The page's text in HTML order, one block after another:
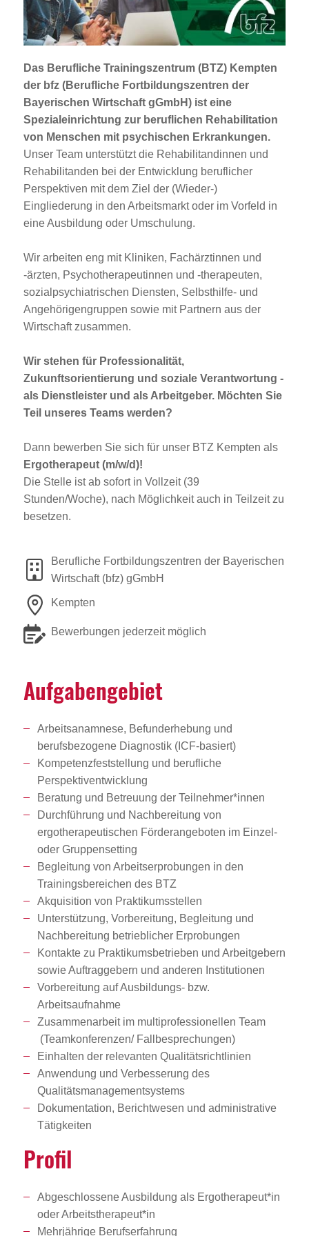
Jobportal
Presse und Medien
bbw e. V.
Karriere
Presse
News Archiv
Das Berufliche Trainingszentrum (BTZ) Kempten
der bfz (Berufliche Fortbildungszentren der
Bayerischen Wirtschaft gGmbH) ist eine
Spezialeinrichtung zur beruflichen Rehabilitation
von Menschen mit psychischen Erkrankungen.
Unser Team unterstützt die Rehabilitandinnen und
Rehabilitanden bei der Entwicklung beruflicher
Perspektiven mit dem Ziel der (Wieder-)
Eingliederung in den Arbeitsmarkt oder im Vorfeld in
eine Ausbildung oder Umschulung.
Wir arbeiten eng mit Kliniken, Fachärztinnen und
-ärzten, Psychotherapeutinnen und -therapeuten,
sozialpsychiatrischen Diensten, Selbsthilfe- und
Angehörigengruppen sowie mit Partnern aus der
Wirtschaft zusammen.
Wir stehen für Professionalität,
Zukunftsorientierung und soziale Verantwortung -
als Dienstleister und als Arbeitgeber. Möchten Sie
Teil unseres Teams werden?
Dann bewerben Sie sich für unser BTZ Kempten als
Ergotherapeut (m/w/d)!
Die Stelle ist ab sofort in Vollzeit (39
Stunden/Woche), nach Möglichkeit auch in Teilzeit zu
besetzen.
Berufliche Fortbildungszentren der Bayerischen
Wirtschaft (bfz) gGmbH
Kempten
Bewerbungen jederzeit möglich
Aufga­ben­ge­biet
Arbeitsanamnese, Befunderhebung und
berufsbezogene Diagnostik (ICF-basiert)
Kompetenzfeststellung und berufliche
Perspektiventwicklung
Beratung und Betreuung der Teilnehmer*innen
Durchführung und Nachbereitung von
ergotherapeutischen Förderangeboten im Einzel-
oder Gruppensetting
Begleitung von Arbeitserprobungen in den
Trainingsbereichen des BTZ
Akquisition von Praktikumsstellen
Unterstützung, Vorbereitung, Begleitung und
Nachbereitung betrieblicher Erprobungen
Kontakte zu Praktikumsbetrieben und Arbeitgebern
sowie Auftraggebern und anderen Institutionen
Vorbereitung auf Ausbildungs- bzw.
Arbeitsaufnahme
Zusammenarbeit im multiprofessionellen Team
(Teamkonferenzen/ Fallbesprechungen)
Einhalten der relevanten Qualitätsrichtlinien
Anwendung und Verbesserung des
Qualitätsmanagementsystems
Dokumentation, Berichtwesen und administrative
Tätigkeiten
Profil
Abgeschlossene Ausbildung als Ergotherapeut*in
oder Arbeitstherapeut*in
Mehrjährige Berufserfahrung